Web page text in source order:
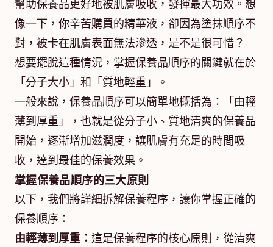
幫助保養品更好地被肌膚吸收，發揮最大功效。想
像一下，你辛苦購買的精華液，卻因為塗抹順序不
對，被卡在肌膚表面無法滲透，是不是很可惜？
想要擺脫這種情況，掌握保養品順序的關鍵就在於
「分子大小」和「質地輕重」。
一般來說，保養品順序可以簡單地概括為：「由輕
薄到厚重」，也就是從分子小、質地清爽的保養品
開始，逐漸增加滋潤度，讓肌膚有充足的時間吸
收，達到最佳的保養效果。
掌握保養品順序的三大原則
以下，我們將詳細拆解保養程序，讓你掌握正確的
保養順序：
由輕薄到厚重： 這是保養程序的核心原則，從清爽